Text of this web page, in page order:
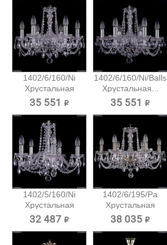
1402/6/160/Ni
Хрустальная
подвесная...
35 551 ₽
1402/6/160/Ni/Balls
Хрустальная...
35 551 ₽
1402/5/160/Ni
Хрустальная
подвесная...
32 487 ₽
1402/6/195/Pa
Хрустальная
подвесная...
38 035 ₽